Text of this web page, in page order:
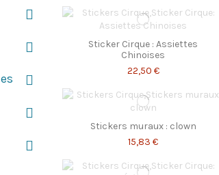
Sticker Cirque : Assiettes
Chinoises
22,50 €
Stickers muraux : clown
15,83 €